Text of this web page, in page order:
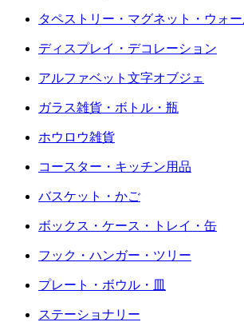
タペストリー・マグネット・ウォー
ディスプレイ・デコレーション
アルファベット文字オブジェ
ガラス雑貨・ボトル・瓶
ホウロウ雑貨
コースター・キッチン用品
バスケット・かご
ボックス・ケース・トレイ・缶
フック・ハンガー・ツリー
プレート・ボウル・皿
ステーショナリー